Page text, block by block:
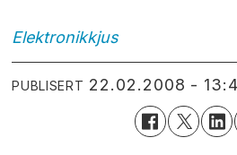
Elektronikkjus
PUBLISERT 22.02.2008 -